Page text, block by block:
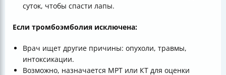
суток, чтобы спасти лапы.
Если тромбоэмболия исключена:
Врач ищет другие причины: опухоли, травмы,
интоксикации.
Возможно, назначается МРТ или КТ для оценки